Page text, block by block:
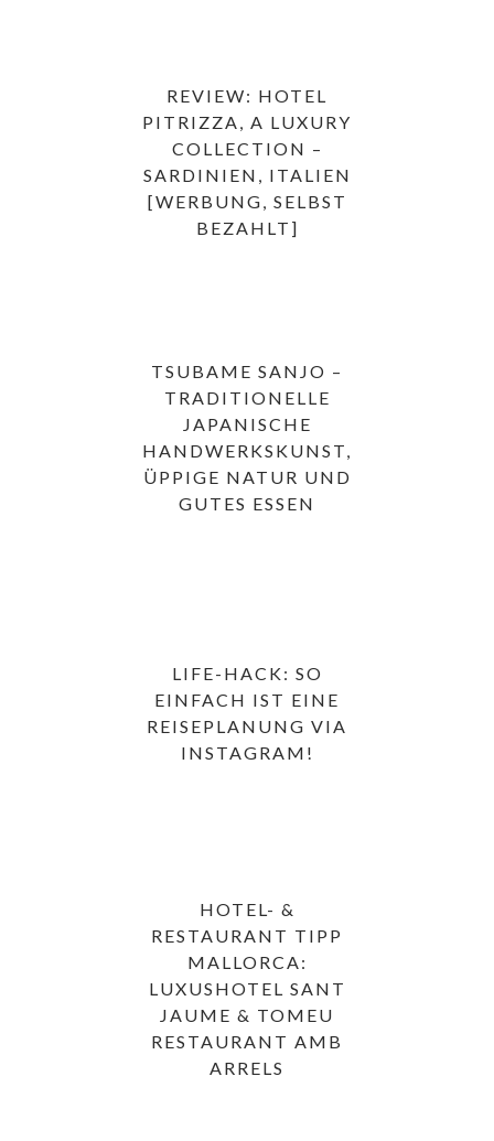
REVIEW: HOTEL
PITRIZZA, A LUXURY
COLLECTION –
SARDINIEN, ITALIEN
[WERBUNG, SELBST
BEZAHLT]
TSUBAME SANJO –
TRADITIONELLE
JAPANISCHE
HANDWERKSKUNST,
ÜPPIGE NATUR UND
GUTES ESSEN
LIFE-HACK: SO
EINFACH IST EINE
REISEPLANUNG VIA
INSTAGRAM!
HOTEL- &
RESTAURANT TIPP
MALLORCA:
LUXUSHOTEL SANT
JAUME & TOMEU
RESTAURANT AMB
ARRELS